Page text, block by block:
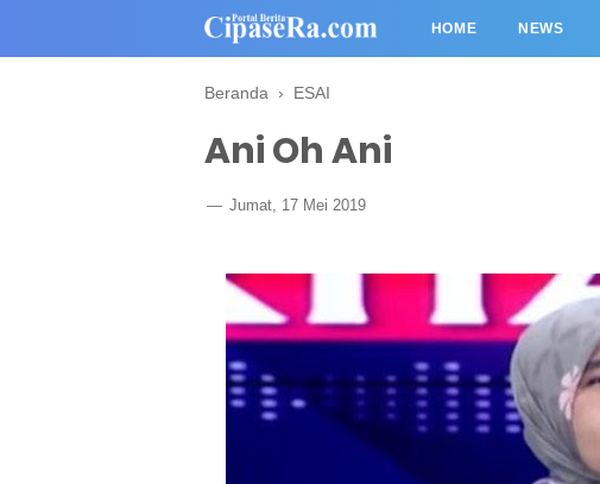
HOME NEWS
Beranda › ESAI
Ani Oh Ani
Jumat, 17 Mei 2019